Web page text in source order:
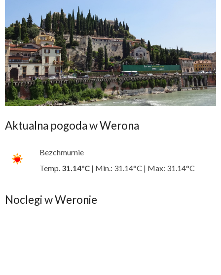
Aktualna pogoda w Werona
Bezchmurnie
Temp. 31.14°C | Min.: 31.14°C | Max: 31.14°C
Noclegi w Weronie